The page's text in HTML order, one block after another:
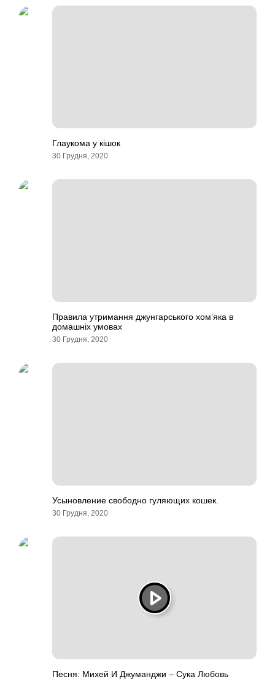
Глаукома у кішок
30 Грудня, 2020
Правила утримання джунгарського хом’яка в
домашніх умовах
30 Грудня, 2020
Усыновление свободно гуляющих кошек.
30 Грудня, 2020
Песня: Михей И Джуманджи – Сука Любовь